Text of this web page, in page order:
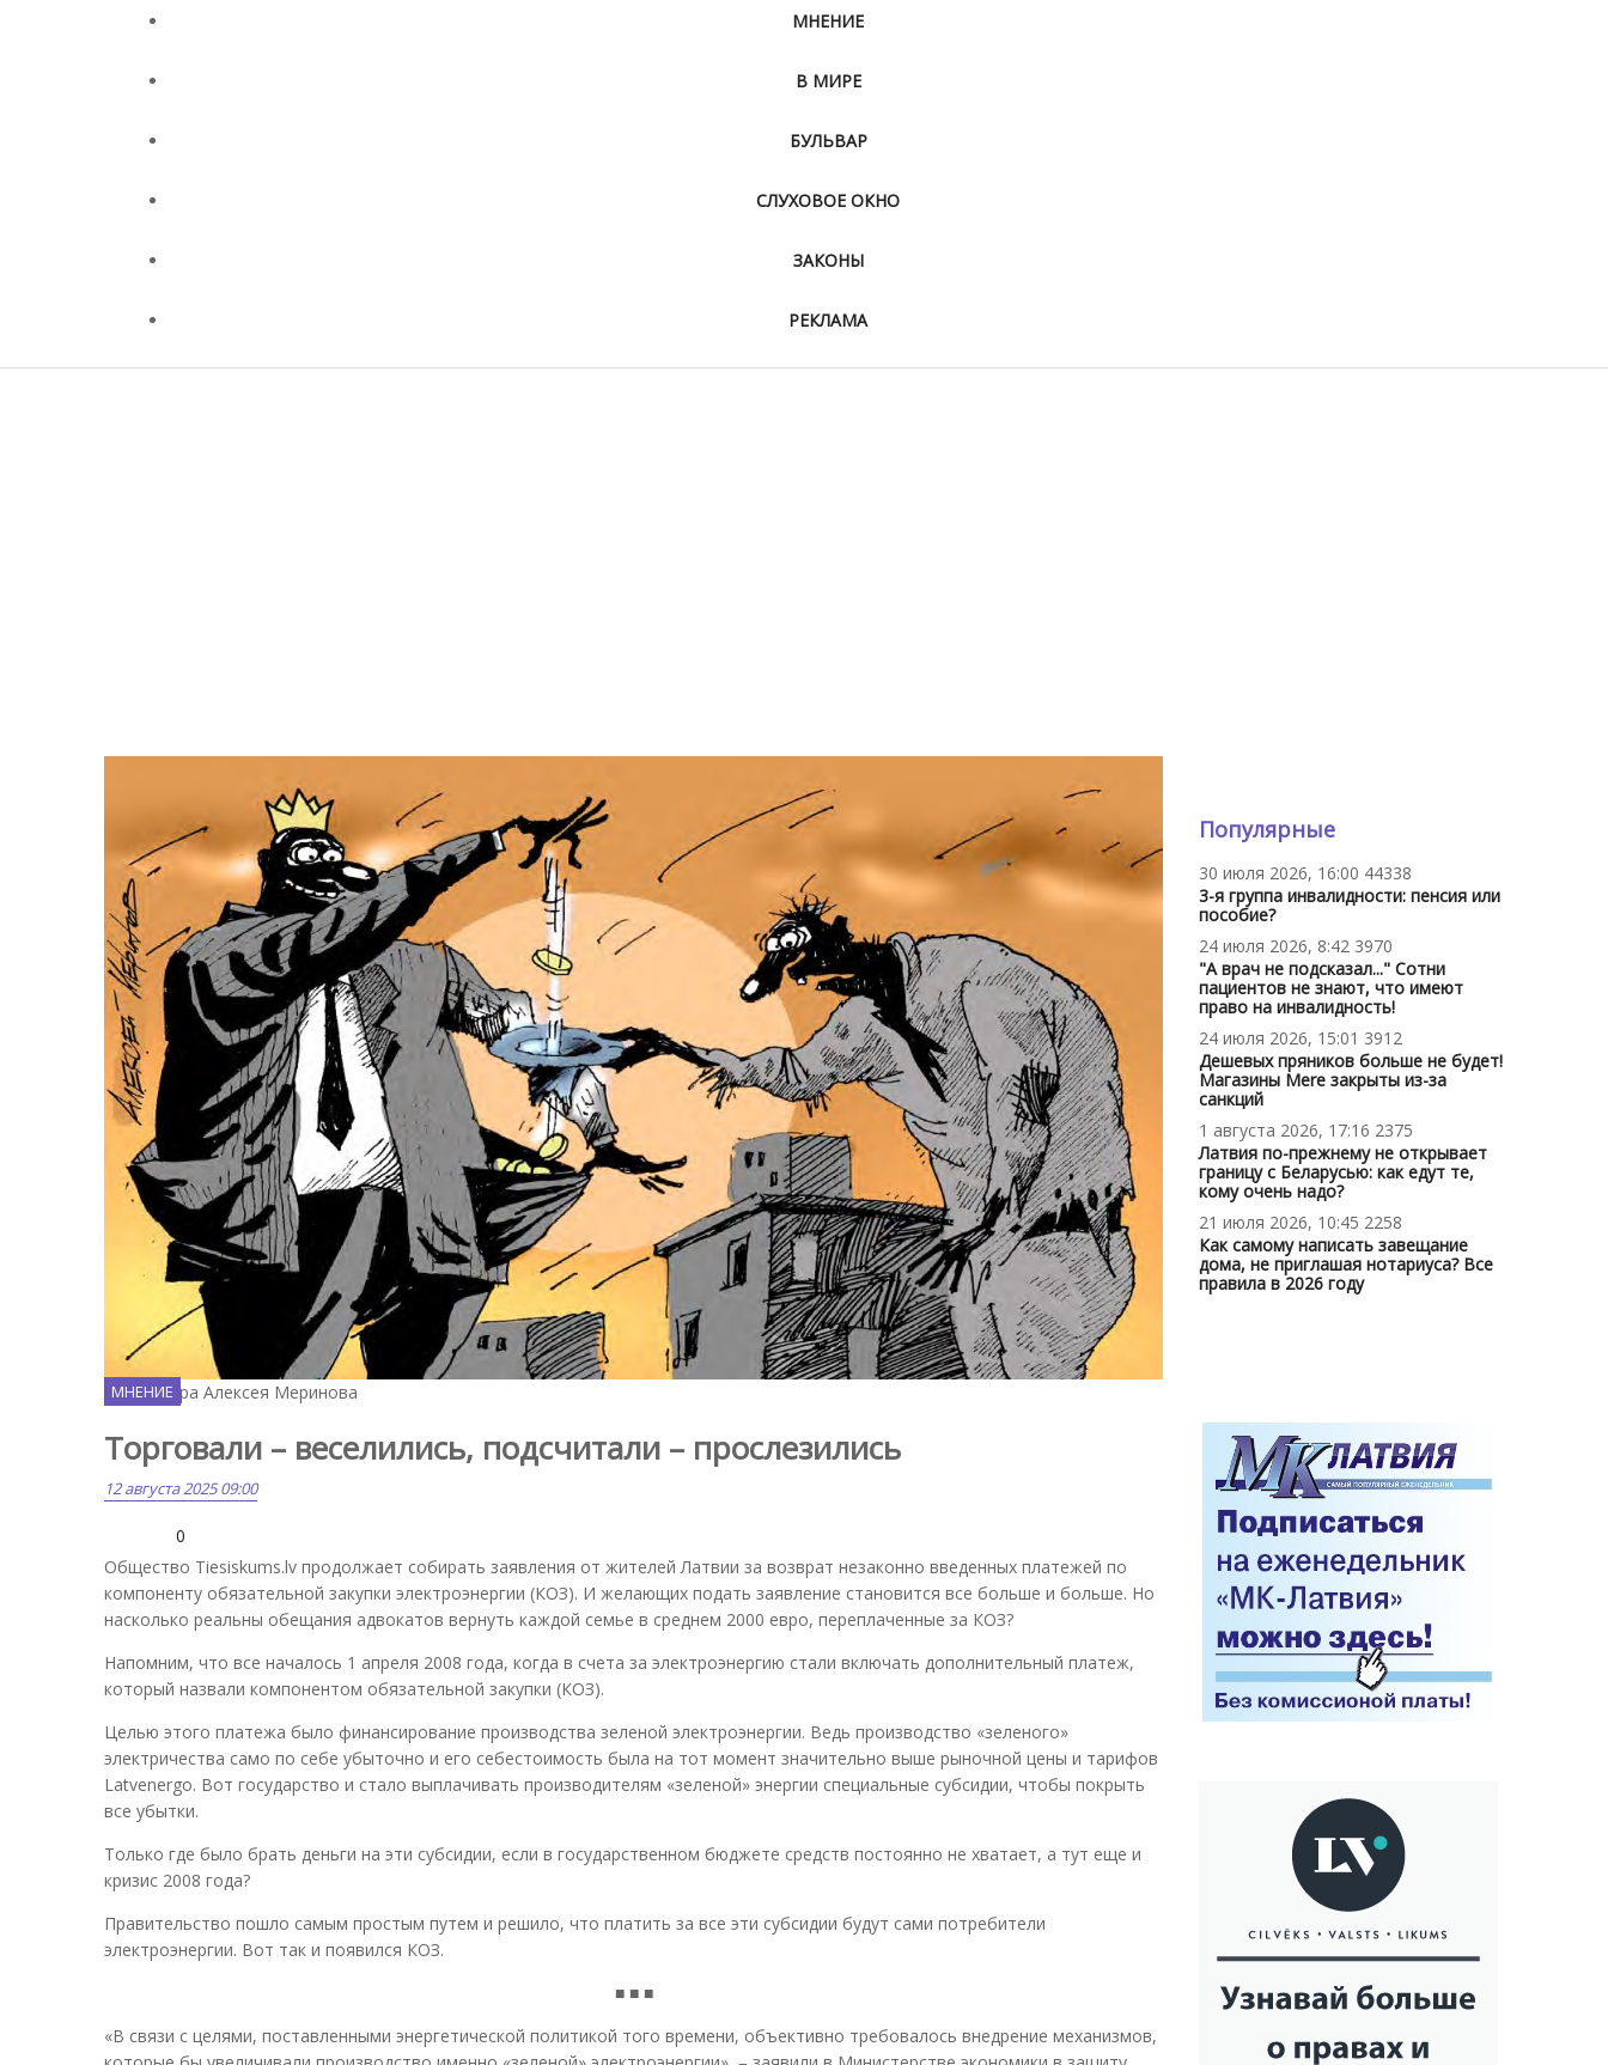
МНЕНИЕ
В МИРЕ
БУЛЬВАР
СЛУХОВОЕ ОКНО
ЗАКОНЫ
РЕКЛАМА
Карикатура Алексея Меринова
МНЕНИЕ
Торговали – веселились, подсчитали – прослезились
12 августа 2025 09:00
0
Общество Tiesiskums.lv продолжает собирать заявления от жителей Латвии за возврат незаконно введенных платежей по
компоненту обязательной закупки электроэнергии (КОЗ). И желающих подать заявление становится все больше и больше. Но
насколько реальны обещания адвокатов вернуть каждой семье в среднем 2000 евро, переплаченные за КОЗ?
Напомним, что все началось 1 апреля 2008 года, когда в счета за электроэнергию стали включать дополнительный платеж,
который назвали компонентом обязательной закупки (КОЗ).
Целью этого платежа было финансирование производства зеленой электроэнергии. Ведь производство «зеленого»
электричества само по себе убыточно и его себестоимость была на тот момент значительно выше рыночной цены и тарифов
Latvenergo. Вот государство и стало выплачивать производителям «зеленой» энергии специальные субсидии, чтобы покрыть
все убытки.
Только где было брать деньги на эти субсидии, если в государственном бюджете средств постоянно не хватает, а тут еще и
кризис 2008 года?
Правительство пошло самым простым путем и решило, что платить за все эти субсидии будут сами потребители
электроэнергии. Вот так и появился КОЗ.
■ ■ ■
«В связи с целями, поставленными энергетической политикой того времени, объективно требовалось внедрение механизмов,
Популярные
30 июля 2026, 16:00 44338
3-я группа инвалидности: пенсия или
пособие?
24 июля 2026, 8:42 3970
"А врач не подсказал..." Сотни
пациентов не знают, что имеют
право на инвалидность!
24 июля 2026, 15:01 3912
Дешевых пряников больше не будет!
Магазины Mere закрыты из-за
санкций
1 августа 2026, 17:16 2375
Латвия по-прежнему не открывает
границу с Беларусью: как едут те,
кому очень надо?
21 июля 2026, 10:45 2258
Как самому написать завещание
дома, не приглашая нотариуса? Все
правила в 2026 году